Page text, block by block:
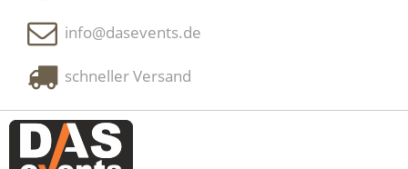
info@dasevents.de
schneller Versand